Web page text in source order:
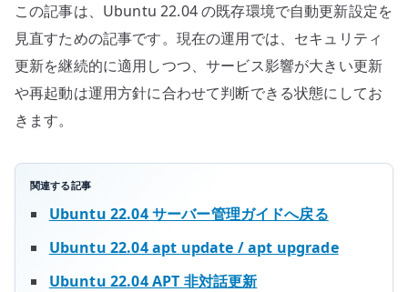
この記事は、Ubuntu 22.04 の既存環境で自動更新設定を
見直すための記事です。現在の運用では、セキュリティ
更新を継続的に適用しつつ、サービス影響が大きい更新
や再起動は運用方針に合わせて判断できる状態にしてお
きます。
関連する記事
Ubuntu 22.04 サーバー管理ガイドへ戻る
Ubuntu 22.04 apt update / apt upgrade
Ubuntu 22.04 APT 非対話更新